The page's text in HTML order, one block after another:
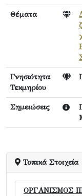
Θέματα
Γνησιότητα
Τεκμηρίου
Σημειώσεις
Τοπικά Στοιχεία
ΟΡΓΑΝΙΣΜΟΣ